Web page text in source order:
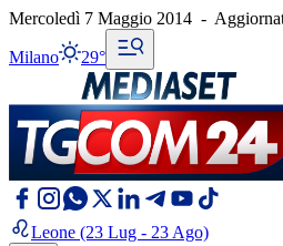
Mercoledì 7 Maggio 2014 -
Milano 29°
Leone (23 Lug - 23 Ago)